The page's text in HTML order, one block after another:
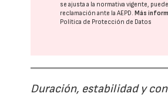
se ajusta a la normativa vigente,
reclamación ante laAEPD. Más
Política de Protección de Datos
Duración, estabilidad y